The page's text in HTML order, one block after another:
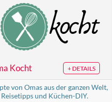
Kocht + DETAILS
von Omas aus der ganzen Welt,
und Küchen-DIY.